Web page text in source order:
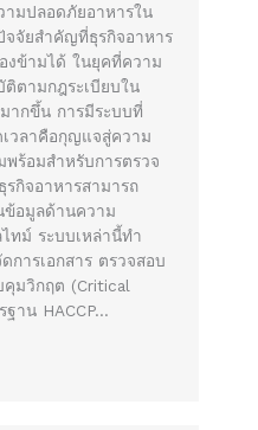
มปลอดภัยอาหารใน
จจัยสำคัญที่ธุรกิจอาหาร
งข้ามได้ ในยุคที่ความ
ตามกฎระเบียบใน
ากขึ้น การมีระบบที่
วลาคือกุญแจสู่ความ
พร้อมสำหรับการตรวจ
กิจอาหารสามารถ
ข้อมูลด้านความ
ทม์ ระบบเหล่านี้ทำ
การเอกสาร ตรวจสอบ
มวิกฤต (Critical
าน HACCP…